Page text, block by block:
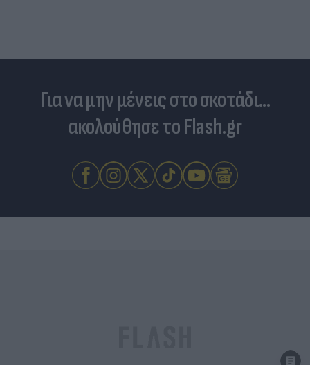
Για να μην μένεις στο σκοτάδι...
ακολούθησε το Flash.gr